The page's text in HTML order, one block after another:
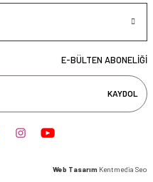
E-BÜLTEN ABONELİĞİ
KAYDOL
Web Tasarım Kentmedia Seo